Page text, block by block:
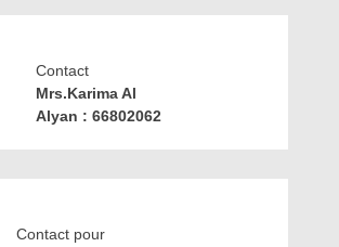
Contact
Mrs.Karima Al
Alyan : 66802062
Contact pour